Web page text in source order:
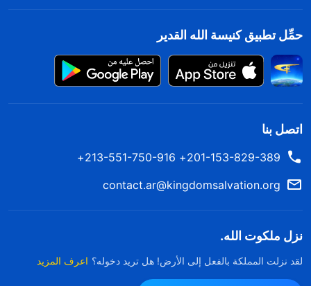
حمِّل تطبيق كنيسة الله القدير
اتصل بنا
201-153-829-389+ 213-551-750-916+
contact.ar@kingdomsalvation.org
نزل ملكوت الله.
لقد نزلت المملكة بالفعل إلى الأرض! هل تريد دخوله؟ اعرف المزيد